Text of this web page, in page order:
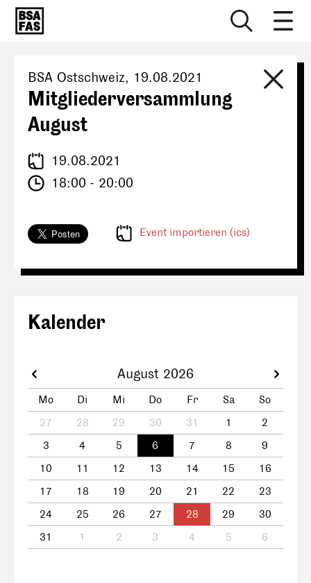
BSA Ostschweiz, 19.08.2021
Mitgliederversammlung
August
19.08.2021
18:00 - 20:00
Event importieren (ics)
Kalender
August 2026
Mo Di Mi Do Fr Sa
So
27
28 29 30 31 1
2
3
4 5 6 7 8
9
10
11 12 13 14 15
16
17
18 19 20 21 22
23
24
25 26 27 28 29
30
31
1 2 3 4 5 6